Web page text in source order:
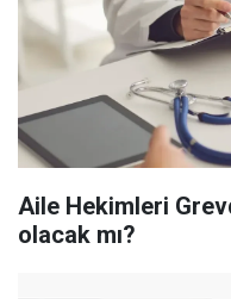
Aile Hekimleri
olacak mı?